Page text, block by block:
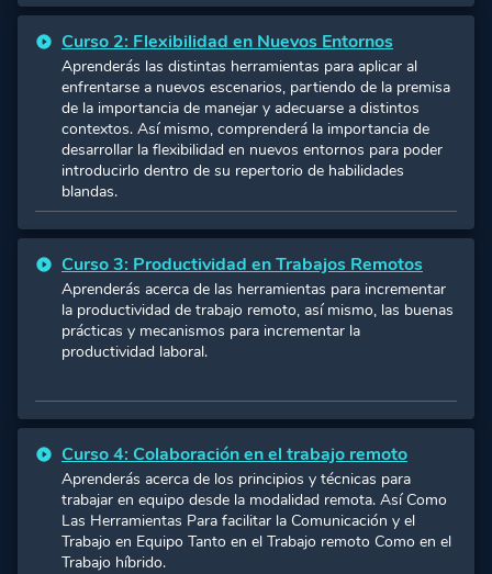
Curso 2: Flexibilidad en Nuevos Entornos
Aprenderás las distintas herramientas para aplicar al
enfrentarse a nuevos escenarios, partiendo de la premisa
de la importancia de manejar y adecuarse a distintos
contextos. Así mismo, comprenderá la importancia de
desarrollar la flexibilidad en nuevos entornos para poder
introducirlo dentro de su repertorio de habilidades
blandas.
Curso 3: Productividad en Trabajos Remotos
Aprenderás acerca de las herramientas para incrementar
la productividad de trabajo remoto, así mismo, las buenas
prácticas y mecanismos para incrementar la
productividad laboral.
Curso 4: Colaboración en el trabajo remoto
Aprenderás acerca de los principios y técnicas para
trabajar en equipo desde la modalidad remota. Así Como
Las Herramientas Para facilitar la Comunicación y el
Trabajo en Equipo Tanto en el Trabajo remoto Como en el
Trabajo híbrido.